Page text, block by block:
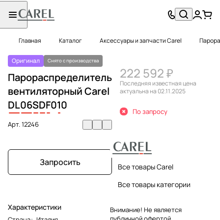
Главная Каталог Аксессуары и запчасти Carel
Оригинал Снято с производства
Парораспределитель
вентиляторный Carel
DL06SDF010
Арт.12246
Запросить
Характеристики
222 592 ₽
Последняя известная цена
актуальна на 02.11.2025
По запросу
Все товары Carel
Все товары категории
Внимание! Не является